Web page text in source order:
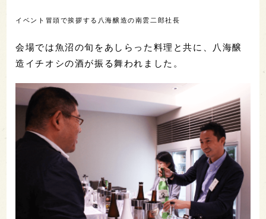
イベント冒頭で挨拶する八海醸造の南雲二郎社長
会場では魚沼の旬をあしらった料理と共に、八海醸
造イチオシの酒が振る舞われました。